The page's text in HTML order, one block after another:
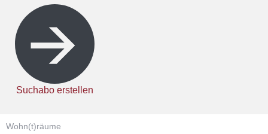
Suchabo erstellen
Wohn(t)räume